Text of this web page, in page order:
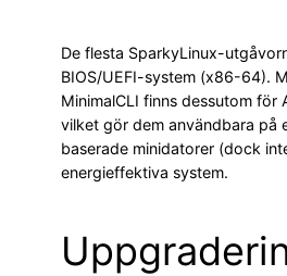
De flesta SparkyLinux-
BIOS/UEFI-system (x86-64).
MinimalCLI finns dessutom för
vilket gör dem användbara på
baserade minidatorer (dock
energieffektiva system.